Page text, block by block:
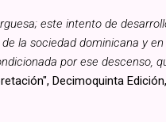
este intento de
la sociedad dominicana y
por ese descenso,
Decimoquinta